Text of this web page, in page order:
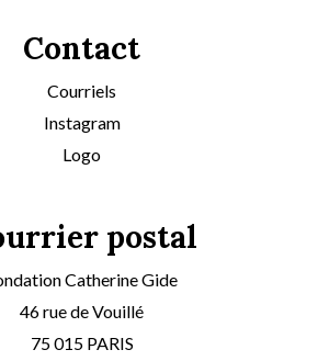
Contact
Courriels
Instagram
Logo
postal
Catherine Gide
46 rue de Vouillé
75 015 PARIS